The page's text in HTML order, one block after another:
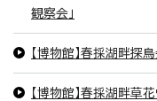
観察会」
【博物館】春採湖畔探
【博物館】春採湖畔草